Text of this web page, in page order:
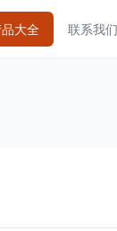
品大全 联系我们